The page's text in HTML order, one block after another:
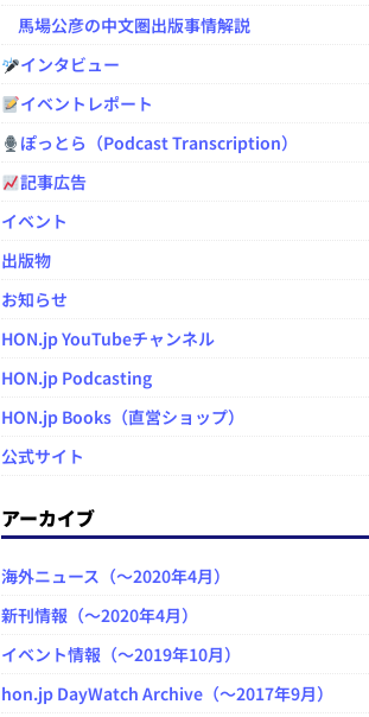
馬場公彦の中文圏出版事情解説
インタビュー
イベントレポート
ぽっとら（Podcast Transcription）
記事広告
イベント
出版物
お知らせ
HON.jp YouTubeチャンネル
HON.jp Podcasting
HON.jp Books（直営ショップ）
公式サイト
アーカイブ
海外ニュース（～2020年4月）
新刊情報（～2020年4月）
イベント情報（～2019年10月）
hon.jp DayWatch Archive（～2017年9月）